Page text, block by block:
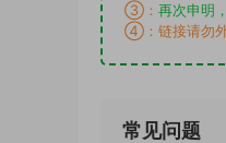
③： 再次申明
④：链接请勿外
常见问题